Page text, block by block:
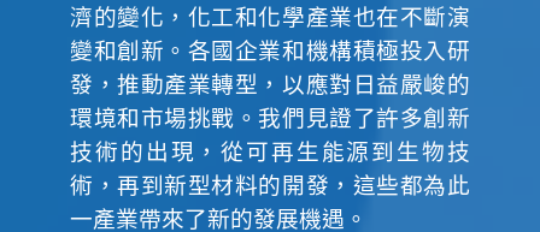
濟的變化，化工和化學產業也在不斷演
變和創新。各國企業和機構積極投入研
發，推動產業轉型，以應對日益嚴峻的
環境和市場挑戰。我們見證了許多創新
技術的出現，從可再生能源到生物技
術，再到新型材料的開發，這些都為此
一產業帶來了新的發展機遇。